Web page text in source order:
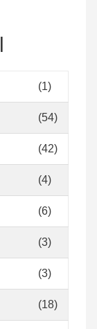
(1)
(54)
(42)
(4)
(6)
(3)
(3)
(18)